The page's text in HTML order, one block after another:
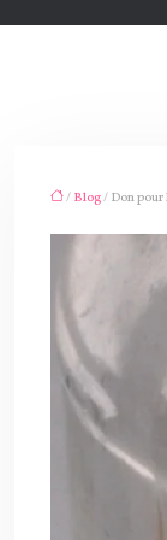
/ Blog/ Don pour